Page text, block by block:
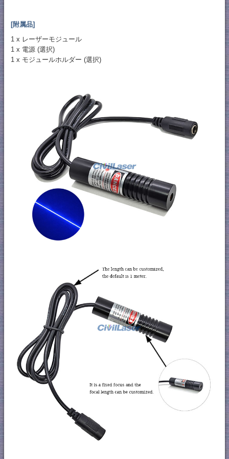
[附属品]
1 x レーザーモジュール
1 x 電源 (選択)
1 x モジュールホルダー (選択)